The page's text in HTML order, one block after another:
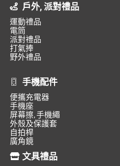
戶外, 派對禮品
運動禮品
電筒
派對禮品
打氣捧
野外禮品
手機配件
便攜充電器
手機座
屏幕擦, 手機繩
外殼及保護套
自拍桿
廣角鏡
文具禮品